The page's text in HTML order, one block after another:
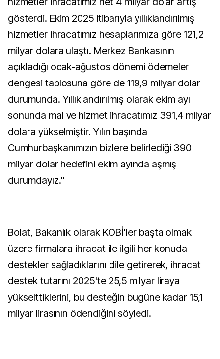
gösterdi. Ekim 2025 itibarıyla yıllıklandırılmış
hizmetler ihracatımız hesaplarımıza göre 121,2
milyar dolara ulaştı. Merkez Bankasının
açıkladığı ocak-ağustos dönemi ödemeler
dengesi tablosuna göre de 119,9 milyar dolar
durumunda. Yıllıklandırılmış olarak ekim ayı
sonunda mal ve hizmet ihracatımız 391,4 milyar
dolara yükselmiştir. Yılın başında
Cumhurbaşkanımızın bizlere belirlediği 390
milyar dolar hedefini ekim ayında aşmış
durumdayız."
Bolat, Bakanlık olarak KOBİ'ler başta olmak
üzere firmalara ihracat ile ilgili her konuda
destekler sağladıklarını dile getirerek, ihracat
destek tutarını 2025'te 25,5 milyar liraya
yükselttiklerini, bu desteğin bugüne kadar 15,1
milyar lirasının ödendiğini söyledi.